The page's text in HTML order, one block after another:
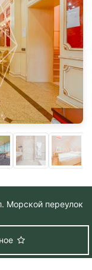
Морской переулок